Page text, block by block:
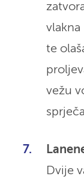
vlakna
te
vežu
Dvije